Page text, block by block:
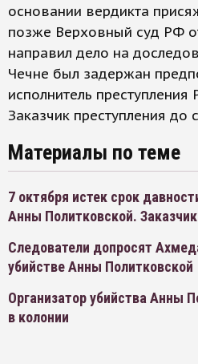
основании вердикта
позже Верховный суд РФ
направил дело на
Чечне был задержан
исполнитель
Заказчик преступления до
Материалы по теме
7 октября истек срок
Анны Политковской.
Следователи допросят
убийстве Анны Политковской
Организатор убийства Анны
в колонии